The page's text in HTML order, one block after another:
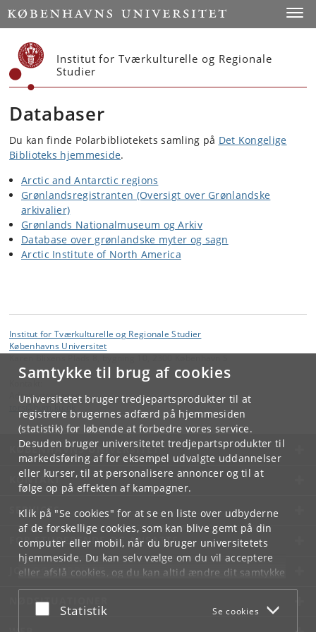
Samtykke til brug af cookies
Universitetet bruger tredjepartsprodukter til at
registrere brugernes adfærd på hjemmesiden
(statistik) for løbende at forbedre vores service.
Desuden bruger universitetet tredjepartsprodukter til
markedsføring af for eksempel udvalgte uddannelser
eller kurser, til at personalisere annoncer og til at
følge op på effekten af kampagner.
Klik på "Se cookies" for at se en liste over udbyderne
af de forskellige cookies, som kan blive gemt på din
computer eller mobil, når du bruger universitetets
hjemmeside. Du kan selv vælge om du vil acceptere
eller afslå cookies, og du kan altid ændre dit samtykke
underCookie- og privatlivspolitiksom du finder i
bunden af hver side.
Acceptér eller afslå
Statistik Se cookies
Start
Institut for Tværkulturelle og Regionale
Studier
Databaser
Du kan finde Polarbibliotekets samling på Det Kongelige
Biblioteks hjemmeside.
Arctic and Antarctic regions
Grønlandsregistranten (Oversigt over Grønlandske
arkivalier)
Grønlands Nationalmuseum og Arkiv
Database over grønlandske myter og sagn
Arctic Institute of North America
Institut for Tværkulturelle og Regionale Studier
Københavns Universitet
Administrationen
KØBENHAVNS UNIVERSITET
KONTAKT
SERVICES
FOR STUDERENDE OG ANSATTE
JOB OG KARRIERE
NØDSITUATIONER